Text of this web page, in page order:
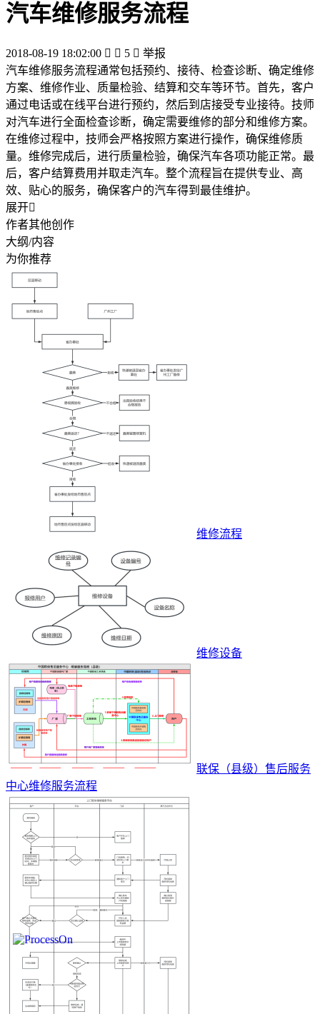
汽车维修服务流程
2018-08-19 18:02:00   5  举报
汽车维修服务流程通常包括预约、接待、检查诊断、确定维修
方案、维修作业、质量检验、结算和交车等环节。首先，客户
通过电话或在线平台进行预约，然后到店接受专业接待。技师
对汽车进行全面检查诊断，确定需要维修的部分和维修方案。
在维修过程中，技师会严格按照方案进行操作，确保维修质
量。维修完成后，进行质量检验，确保汽车各项功能正常。最
后，客户结算费用并取走汽车。整个流程旨在提供专业、高
效、贴心的服务，确保客户的汽车得到最佳维护。
展开
作者其他创作
大纲/内容
为你推荐
维修流程
维修设备
联保（县级）售后服务
中心维修服务流程